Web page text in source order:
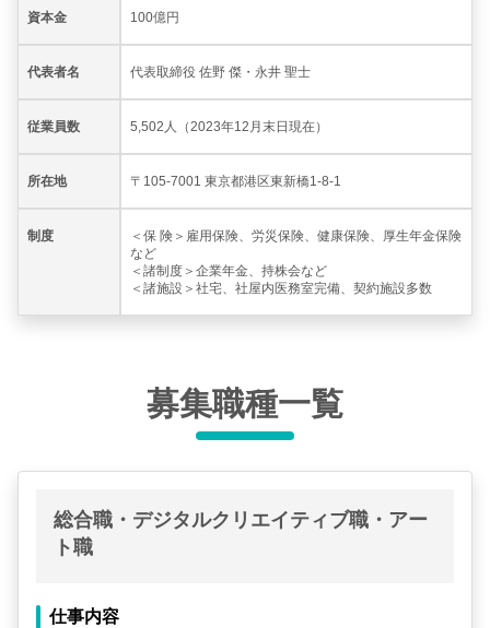
資本金 100億円
代表者名 代表取締役 佐野 傑・永井 聖士
従業員数 5,502人（2023年12月末日現在）
所在地 〒105-7001 東京都港区東新橋1-8-1
制度
＜保 険＞雇用保険、労災保険、健康保険、厚生年金保険
など
＜諸制度＞企業年金、持株会など
＜諸施設＞社宅、社屋内医務室完備、契約施設多数
募集職種一覧
総合職・デジタルクリエイティブ職・アー
ト職
仕事内容